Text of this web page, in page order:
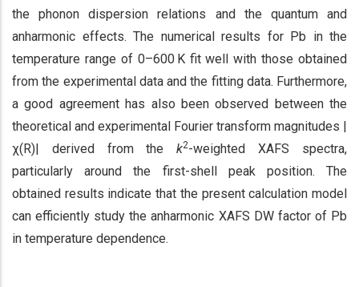
the phonon dispersion relations and the quantum and
anharmonic effects. The numerical results for Pb in the
temperature range of 0–600 K fit well with those obtained
from the experimental data and the fitting data. Furthermore,
a good agreement has also been observed between the
theoretical and experimental Fourier transform magnitudes |
χ(R)| derived from thek2-weighted XAFS spectra,
particularly around the first-shell peak position. The
obtained results indicate that the present calculation model
can efficiently study the anharmonic XAFS DW factor of Pb
in temperature dependence.